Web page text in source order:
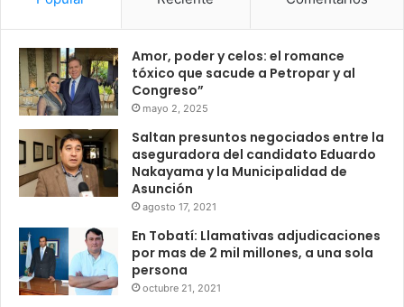
Amor, poder y celos: el romance
tóxico que sacude a Petropar y al
Congreso”
mayo 2, 2025
Saltan presuntos negociados entre la
aseguradora del candidato Eduardo
Nakayama y la Municipalidad de
Asunción
agosto 17, 2021
En Tobatí: Llamativas adjudicaciones
por mas de 2 mil millones, a una sola
persona
octubre 21, 2021